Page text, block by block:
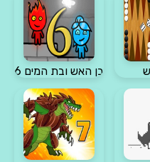
בן האש ובת המים 6